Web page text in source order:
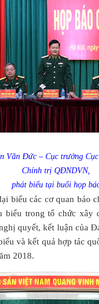
Văn Đức – Cục trưởng
Chính trị QĐNDVN,
phát biểu tại buổi họp
biểu các cơ quan báo
biểu trong tổ chức xây
quyết, kết luận của
và kết quả hợp tác
2018.